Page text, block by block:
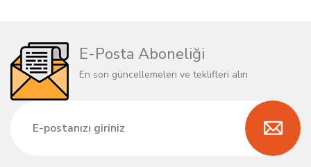
E-Posta Aboneliği
En son güncellemeleri ve teklifleri alın